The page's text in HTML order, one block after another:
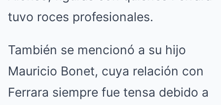
tuvo roces profesionales.
También se mencionó a su hijo
Mauricio Bonet, cuya relación con
Ferrara siempre fue tensa debido a